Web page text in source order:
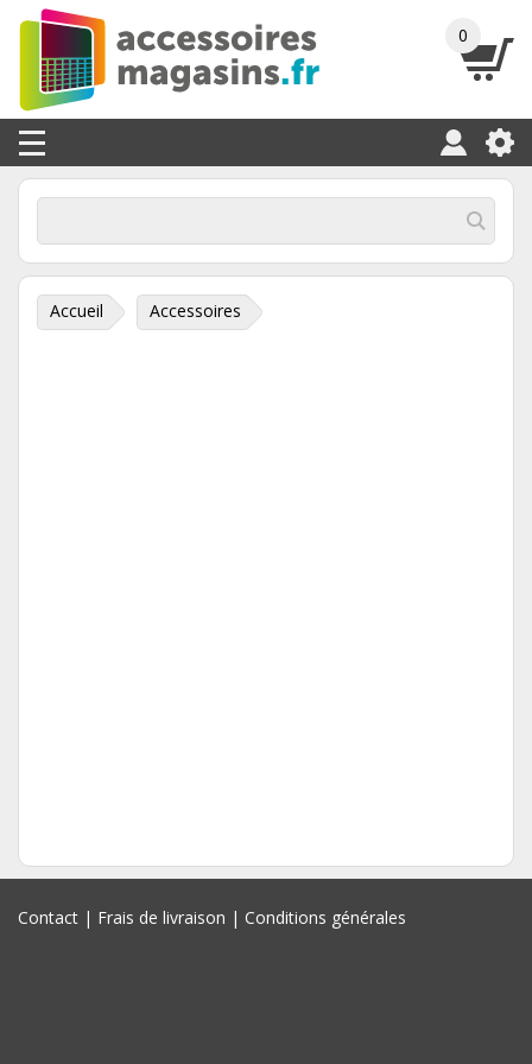
0
Accueil Accessoires
Contact | Frais de livraison | Conditions générales